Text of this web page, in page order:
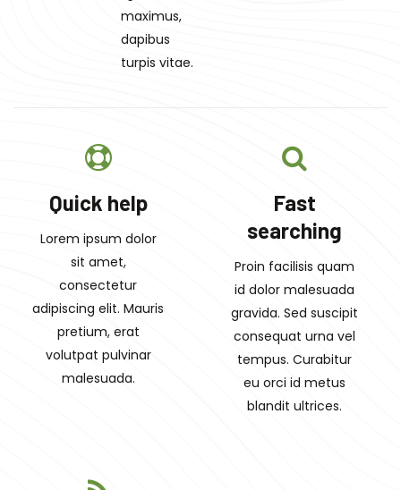
maximus,
dapibus
turpis vitae.
Quick help
Lorem ipsum dolor
sit amet,
consectetur
adipiscing elit. Mauris
pretium, erat
volutpat pulvinar
malesuada.
Fast
searching
Proin facilisis quam
id dolor malesuada
gravida. Sed suscipit
consequat urna vel
tempus. Curabitur
eu orci id metus
blandit ultrices.